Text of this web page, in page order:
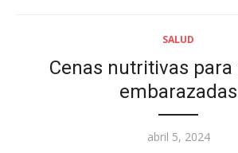
SALUD
Cenas nutritivas
embarazadas
Posted
abril 5, 2024